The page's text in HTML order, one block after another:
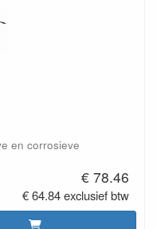
en corrosieve
€ 78.46
€ 64.84 exclusief btw